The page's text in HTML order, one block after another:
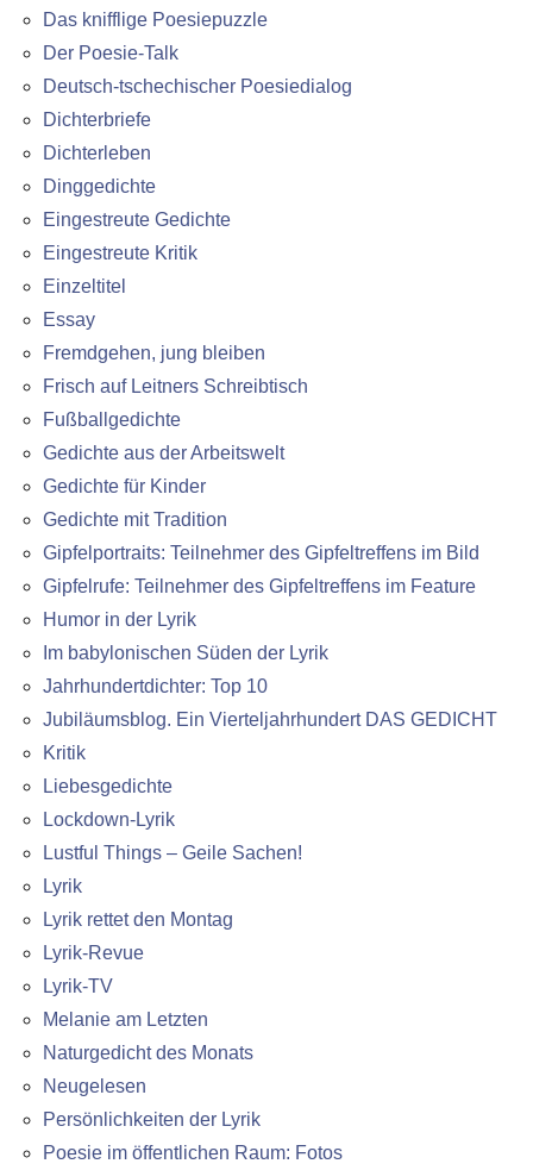
Das knifflige Poesiepuzzle
Der Poesie-Talk
Deutsch-tschechischer Poesiedialog
Dichterbriefe
Dichterleben
Dinggedichte
Eingestreute Gedichte
Eingestreute Kritik
Einzeltitel
Essay
Fremdgehen, jung bleiben
Frisch auf Leitners Schreibtisch
Fußballgedichte
Gedichte aus der Arbeitswelt
Gedichte für Kinder
Gedichte mit Tradition
Gipfelportraits: Teilnehmer des Gipfeltreffens im Bild
Gipfelrufe: Teilnehmer des Gipfeltreffens im Feature
Humor in der Lyrik
Im babylonischen Süden der Lyrik
Jahrhundertdichter: Top 10
Jubiläumsblog. Ein Vierteljahrhundert DAS GEDICHT
Kritik
Liebesgedichte
Lockdown-Lyrik
Lustful Things – Geile Sachen!
Lyrik
Lyrik rettet den Montag
Lyrik-Revue
Lyrik-TV
Melanie am Letzten
Naturgedicht des Monats
Neugelesen
Persönlichkeiten der Lyrik
Poesie im öffentlichen Raum: Fotos